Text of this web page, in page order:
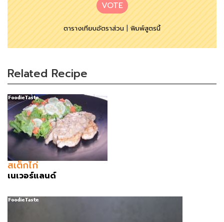
VOTE
ตารางเทียบอัตราส่วน|พิมพ์สูตรนี้
Related Recipe
สเต็กไก่
เนเวอร์แลนด์